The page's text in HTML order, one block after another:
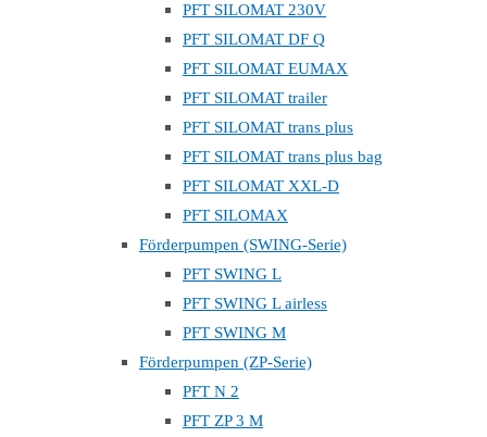
PFT SILOMAT 230V
PFT SILOMAT DF Q
PFT SILOMAT EUMAX
PFT SILOMAT trailer
PFT SILOMAT trans plus
PFT SILOMAT trans plus bag
PFT SILOMAT XXL-D
PFT SILOMAX
Förderpumpen (SWING-Serie)
PFT SWING L
PFT SWING L airless
PFT SWING M
Förderpumpen (ZP-Serie)
PFT N 2
PFT ZP 3 M